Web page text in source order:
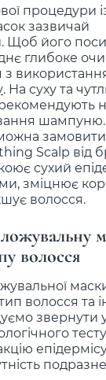
процедури
зазвичай
Щоб його
глибоке
з
. На суху та
Scalp від
сухий
зміцнює
волосся.
волосся
волосся та
звернути